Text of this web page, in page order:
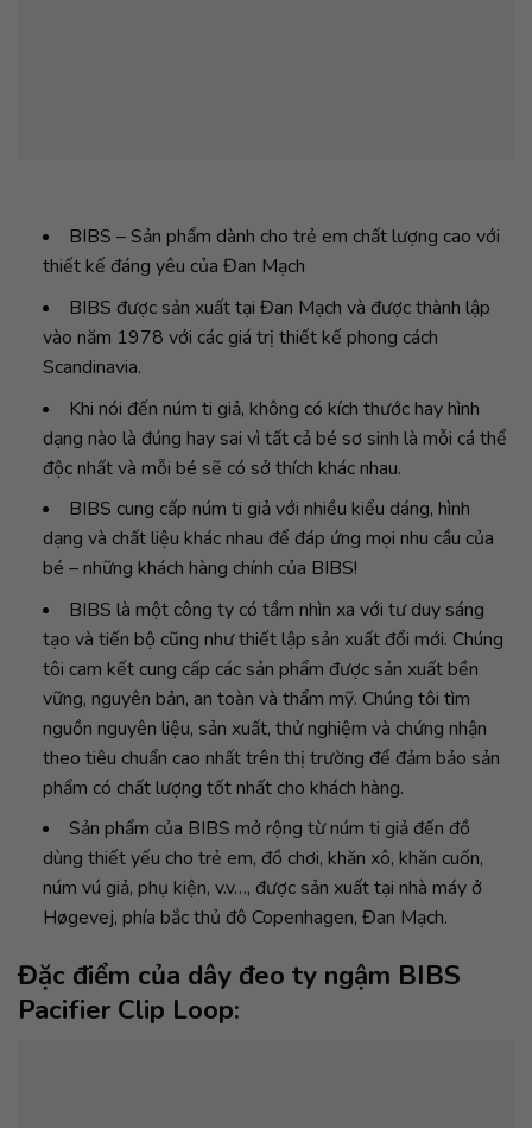
BIBS – Sản phẩm dành cho trẻ em chất lượng cao với
thiết kế đáng yêu của Đan Mạch
BIBS được sản xuất tại Đan Mạch và được thành lập
vào năm 1978 với các giá trị thiết kế phong cách
Scandinavia.
Khi nói đến núm ti giả, không có kích thước hay hình
dạng nào là đúng hay sai vì tất cả bé sơ sinh là mỗi cá thể
độc nhất và mỗi bé sẽ có sở thích khác nhau.
BIBS cung cấp núm ti giả với nhiều kiểu dáng, hình
dạng và chất liệu khác nhau để đáp ứng mọi nhu cầu của
bé – những khách hàng chính của BIBS!
BIBS là một công ty có tầm nhìn xa với tư duy sáng
tạo và tiến bộ cũng như thiết lập sản xuất đổi mới. Chúng
tôi cam kết cung cấp các sản phẩm được sản xuất bền
vững, nguyên bản, an toàn và thẩm mỹ. Chúng tôi tìm
nguồn nguyên liệu, sản xuất, thử nghiệm và chứng nhận
theo tiêu chuẩn cao nhất trên thị trường để đảm bảo sản
phẩm có chất lượng tốt nhất cho khách hàng.
Sản phẩm của BIBS mở rộng từ núm ti giả đến đồ
dùng thiết yếu cho trẻ em, đồ chơi, khăn xô, khăn cuốn,
núm vú giả, phụ kiện, v.v…, được sản xuất tại nhà máy ở
Høgevej, phía bắc thủ đô Copenhagen, Đan Mạch.
Đặc điểm của dây đeo ty ngậm BIBS
Pacifier Clip Loop: